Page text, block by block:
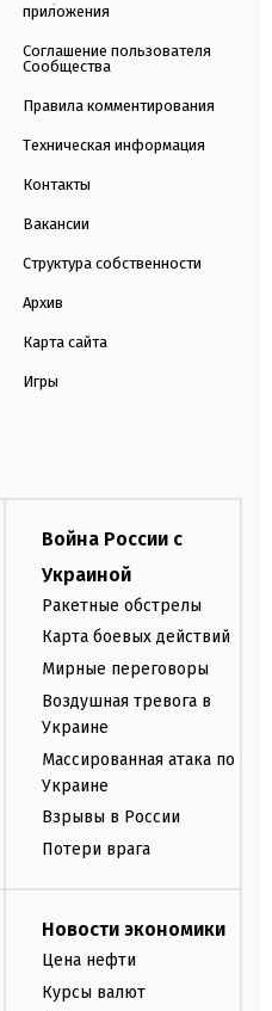
приложения
Соглашение пользователя
Сообщества
Правила комментирования
Техническая информация
Контакты
Вакансии
Структура собственности
Архив
Карта сайта
Игры
Война России с
Украиной
Ракетные обстрелы
Карта боевых действий
Мирные переговоры
Воздушная тревога в
Украине
Массированная атака по
Украине
Взрывы в России
Потери врага
Новости экономики
Цена нефти
Курсы валют